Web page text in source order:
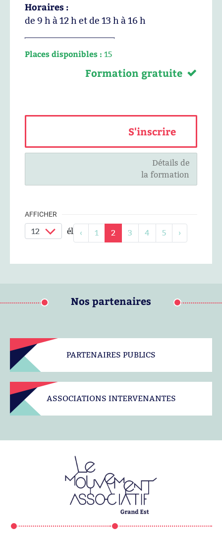
Horaires :
de 9 h à 12 h et de 13 h à 16 h
Places disponibles : 15
Formation gratuite
S'inscrire
Détails de
la formation
‹ 1 2 3 4 5 ›
AFFICHER
éléments / page
Nos partenaires
PARTENAIRES PUBLICS
ASSOCIATIONS INTERVENANTES